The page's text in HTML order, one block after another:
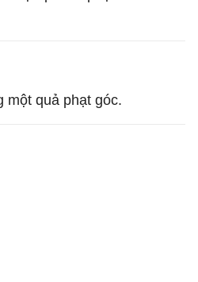
quả phạt góc.